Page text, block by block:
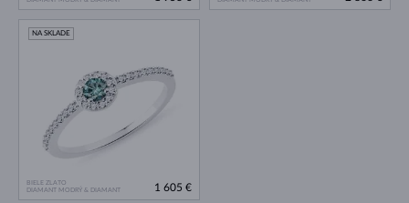
BIELE ZLATO
DIAMANT MODRÝ & DIAMANT
NA SKLADE
1 605 €